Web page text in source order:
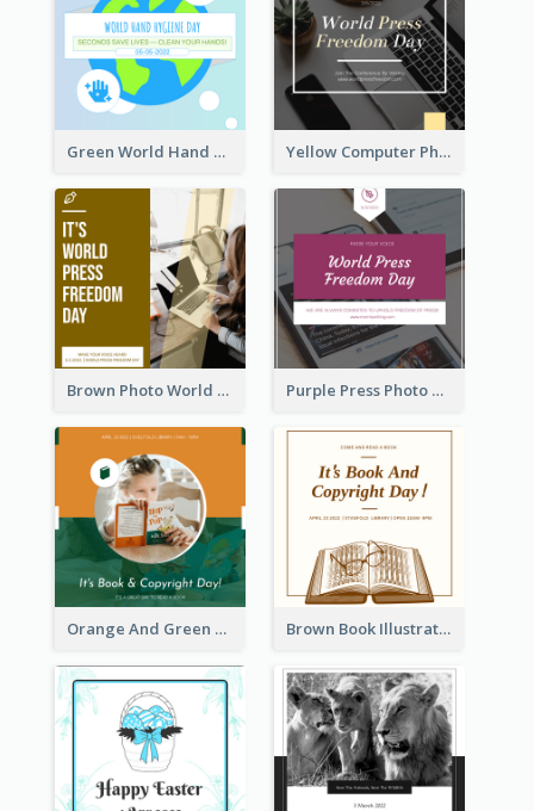
Green World Hand Hygiene Day Instagram Post Yellow Computer Photo World Press Freedom Day Instagram Post
Brown Photo World Press Freedom Day Instagram Post Purple Press Photo World Press Freedom Day Instagram Post
Orange And Green Photo Book And Copyright Day Instagram Post Brown Book Illustration Book And Copyright Day Instagram Post